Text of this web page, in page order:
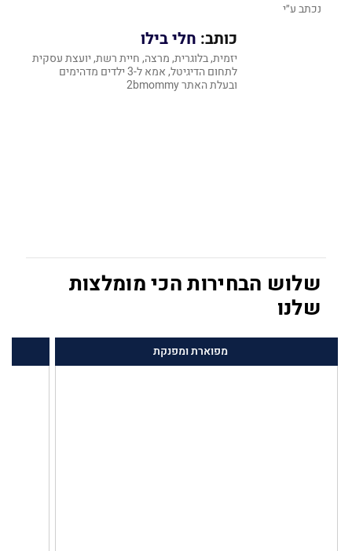
נכתב ע״י
כותב: חלי בילו
יזמית, בלוגרית, מרצה, חיית רשת, יועצת עסקית
לתחום הדיגיטל, אמא ל-3 ילדים מדהימים
ובעלת האתר 2bmommy
שלוש הבחירות הכי מומלצות
שלנו
מפוארת ומפנקת